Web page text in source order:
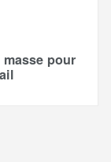
pour